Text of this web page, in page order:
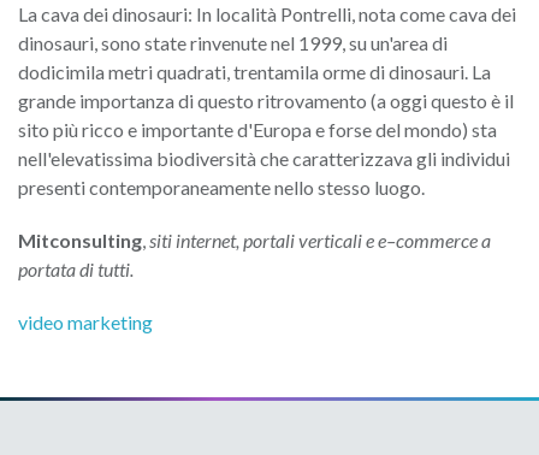
La cava dei dinosauri: In località Pontrelli, nota come cava dei
dinosauri, sono state rinvenute nel 1999, su un'area di
dodicimila metri quadrati, trentamila orme di dinosauri. La
grande importanza di questo ritrovamento (a oggi questo è il
sito più ricco e importante d'Europa e forse del mondo) sta
nell'elevatissima biodiversità che caratterizzava gli individui
presenti contemporaneamente nello stesso luogo.
Mitconsulting,siti internet, portali verticali e e–commerce a
portata di tutti.
video marketing